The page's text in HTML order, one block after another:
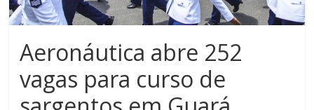
Aeronáutica abre 252
vagas para curso de